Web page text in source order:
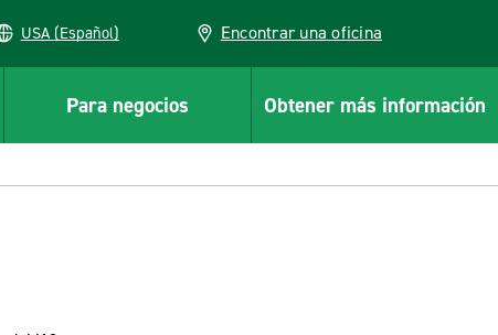
USA (Español) Encontrar una oficina
Para negocios Obtener más información